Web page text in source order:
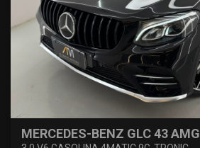
MERCEDES-BENZ GLC 43 AMG